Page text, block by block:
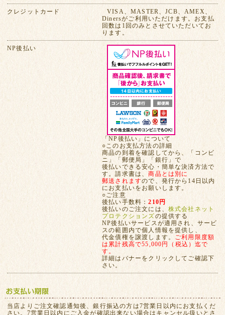
クレジットカード
VISA、MASTER、JCB、AMEX、
Dinersがご利用いただけます。お支払
回数は1回のみとさせていただいてお
ります。
NP後払い
「NP後払い」について
○このお支払方法の詳細
商品の到着を確認してから、「コンビ
ニ」「郵便局」「銀行」で
後払いできる安心・簡単な決済方法で
す。請求書は、商品とは別に
郵送されますので、発行から14日以内
にお支払いをお願いします。
○ご注意
後払い手数料：210円
後払いのご注文には、 株式会社ネット
プロテクションズの提供する
NP後払いサービスが適用され、サービ
スの範囲内で個人情報を提供し、
代金債権を譲渡します。 ご利用限度額
は累計残高で55,000円（税込）迄で
す。
詳細はバナーをクリックしてご確認下
さい。
当店よりご注文確認通知後、銀行振込の方は7営業日以内にお支払くだ
さい。7営業日以内にご入金が確認出来ない場合はキャンセル扱いとさ